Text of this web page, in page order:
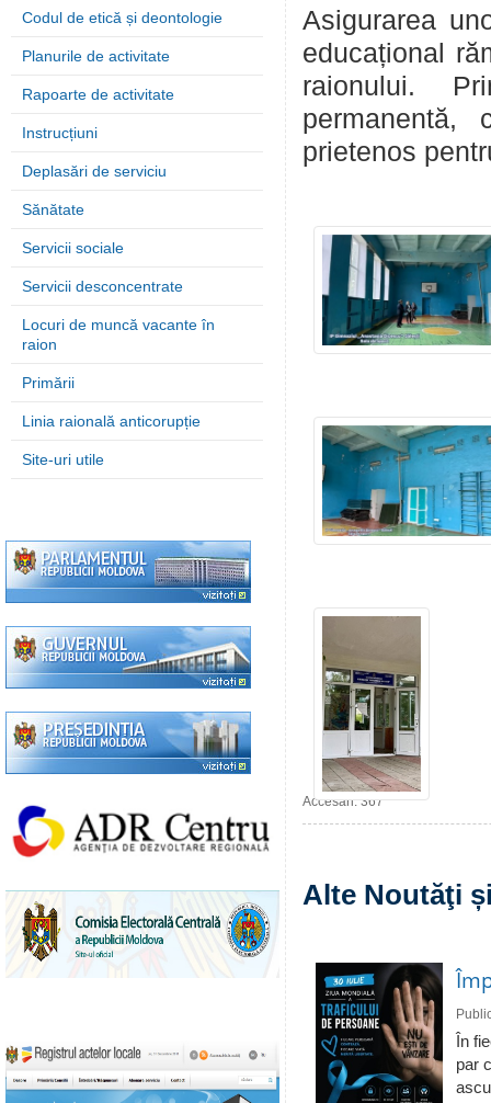
Codul de etică și deontologie
Planurile de activitate
Rapoarte de activitate
Instrucțiuni
Deplasări de serviciu
Sănătate
Servicii sociale
Servicii desconcentrate
Locuri de muncă vacante în
raion
Primării
Linia raională anticorupție
Site-uri utile
Asigurarea
educațional
raionului.
prietenos
Accesări: 367
Alte Noutăţi
În
par